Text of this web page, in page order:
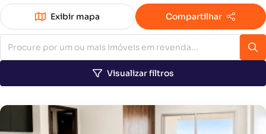
Exibir mapa Compartilhar
Visualizar filtros